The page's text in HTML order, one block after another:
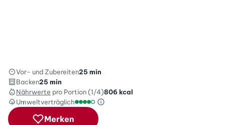
Vor- und Zubereiten25 min
Backen25 min
Nährwerte pro Portion (1/4)806kcal
Umweltverträglich
Umweltverträglichkeitsskala: 4 von 5
Green Betty Skala Info
Merken